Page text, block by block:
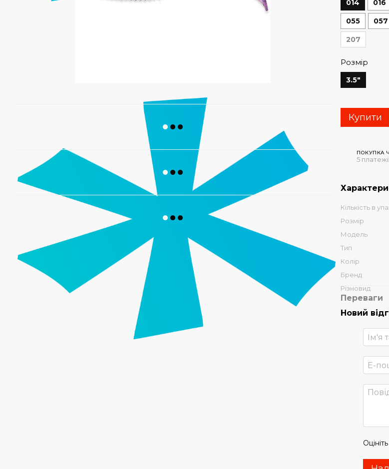
014 016
055 057
207
Розмір
3.5"
Купити
ПОКУПКА
5
Кількість в
Розмір
Модель
Тип
Колір
Бренд
Різновид
Переваги
Новий